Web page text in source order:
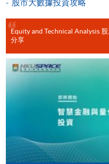
SF26報名表，親往報
[下載報名表SF26
申請學歷頒授及專業
表可向報名中心或有
表格後，請連同報名
股市大數據投資攻略
Equity and Technical Analysis
分享